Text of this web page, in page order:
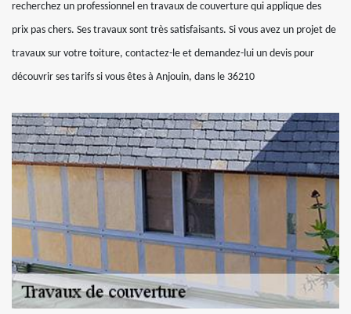
recherchez un professionnel en travaux de couverture qui applique des
prix pas chers. Ses travaux sont très satisfaisants. Si vous avez un projet de
travaux sur votre toiture, contactez-le et demandez-lui un devis pour
découvrir ses tarifs si vous êtes à Anjouin, dans le 36210